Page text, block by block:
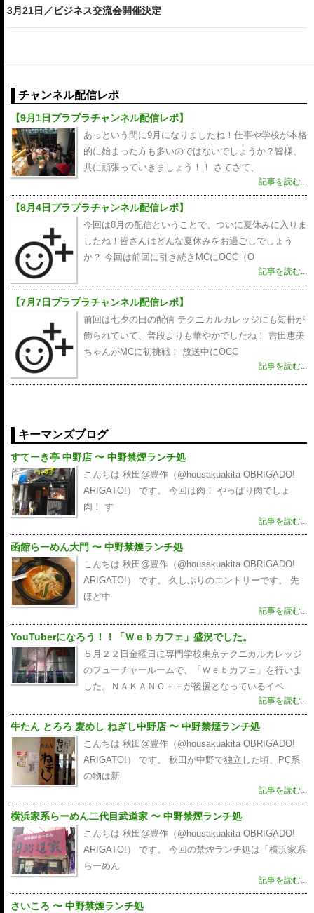
ビ
ー
シ
ョ
ン
3月21日／ビジネス交流会開催決定
チャンネル配信レポ
【9月1日プラプラチャンネル配信レポ】
あっという間に9月になりましたね！仕事や学校が本格
的に始まった方も多いのではないでしょうか？皆様、
共に頑張っていきましょう！！ さてさて、
記事を読む...
【8月4日プラプラチャンネル配信レポ】
今回は8月の配信ということで、ついに夏休みに入りま
したね！皆さんはどんな夏休みをお過ごしでしょう
か？ 今回は前回に引き続きMCにOCC（O
記事を読む...
【7月7日プラプラチャンネル配信レポ】
前回は七夕の日の配信 テクニカルカレッジにも短冊が
飾られていて、普段よりも華やかでしたね！ 吉田恵美
ちゃんがMCに初挑戦！ 放送中にOCC
記事を読む...
キーマンズブログ
すてーき亭 中野店 〜 中野禁煙ランチ処
こんちは 秋田@豊作（@housakuakita‎ OBRIGADO!
ARIGATO!） です。 今回は肉！ やっぱり肉でしょ
肉！ す
記事を読む...
函館らーめん大門 〜 中野禁煙ランチ処
こんちは 秋田@豊作（@housakuakita‎ OBRIGADO!
ARIGATO!） です。 久しぶりのエントリーです。 先
ほど中
記事を読む...
YouTuberになろう！！「Ｗｅｂカフェ」盛況でした。
５月２２日金曜日に専門学校東京テクニカルカレッジ
のフューチャールームで、「Ｗｅｂカフェ」を行いま
した。ＮＡＫＡＮＯ＋＋が後援となっているイベ
記事を読む...
牛たん とろろ 麦めし ねぎし中野店 〜 中野禁煙ランチ処
こんちは 秋田@豊作（@housakuakita‎ OBRIGADO!
ARIGATO!） です。 秋田が中野で独立した頃、PC系
の物は新
記事を読む...
横浜家系らーめん二代目武道家 〜 中野禁煙ランチ処
こんちは 秋田@豊作（@housakuakita‎ OBRIGADO!
ARIGATO!） です。 今回の禁煙ランチ処は「横浜家系
らーめん
記事を読む...
さいころ 〜 中野禁煙ランチ処